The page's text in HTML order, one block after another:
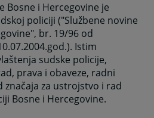
Bosne i Hercegovine je
policiji ("Službene novine
br. 19/96 od
Istim
sudske policije,
prava i obaveze, radni
za ustrojstvo i rad
Bosne i Hercegovine.